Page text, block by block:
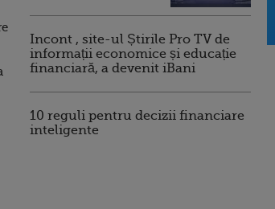
Incont , site-ul Știrile Pro TV de
informații economice și educație
financiară, a devenit iBani
10 reguli pentru decizii financiare
inteligente